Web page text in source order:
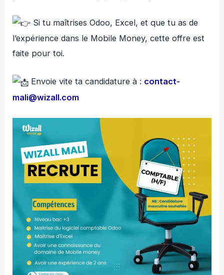
Si tu maîtrises Odoo, Excel, et que tu as de
l’expérience dans le Mobile Money, cette offre est
faite pour toi.
Envoie vite ta candidature à : contact-
mali@wizall.com